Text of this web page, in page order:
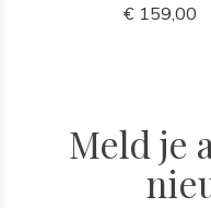
€ 159,00
Meld je